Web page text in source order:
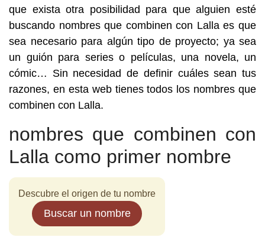
que exista otra posibilidad para que alguien esté
buscando nombres que combinen con Lalla es que
sea necesario para algún tipo de proyecto; ya sea
un guión para series o películas, una novela, un
cómic… Sin necesidad de definir cuáles sean tus
razones, en esta web tienes todos los nombres que
combinen con Lalla.
nombres que combinen con
Lalla como primer nombre
Descubre el origen de tu nombre
Buscar un nombre